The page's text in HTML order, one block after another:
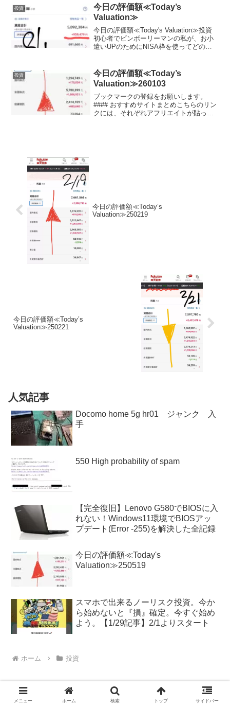
可能！Play to Earn型クイズ...
投資
今日の評価額≪Today’s
Valuation≫
今日の評価額≪Today's Valuation≫投資
初心者でビンボーリーマンの私が、お小
遣いUPのためにNISA枠を使ってどの銘
きるだけ投資に回すようにしています。
終...
投資
今日の評価額≪Today’s
Valuation≫260103
ブックマークの登録をお願いします。
#### おすすめサイトまとめこちらのリン
クには、それぞれアフリエイトが貼って
今日の評価額≪Today’s
Valuation≫250219
今日の評価額≪Today’s
Valuation≫250221
人気記事
Docomo home 5g hr01 ジャンク 入
手
550 High probability of spam
【完全復旧】Lenovo G580でBIOSに入
れない！Windows11環境でBIOSアッ
プデート(Error -255)を解決した全記録
今日の評価額≪Today's
Valuation≫250519
スマホで出来るノーリスク投資。今か
ら始めないと『損』確定。今すぐ始め
よう。【1/29記事】2/1よりスタート
ホーム 投資
メニュー ホーム 検索 トップ サイドバー